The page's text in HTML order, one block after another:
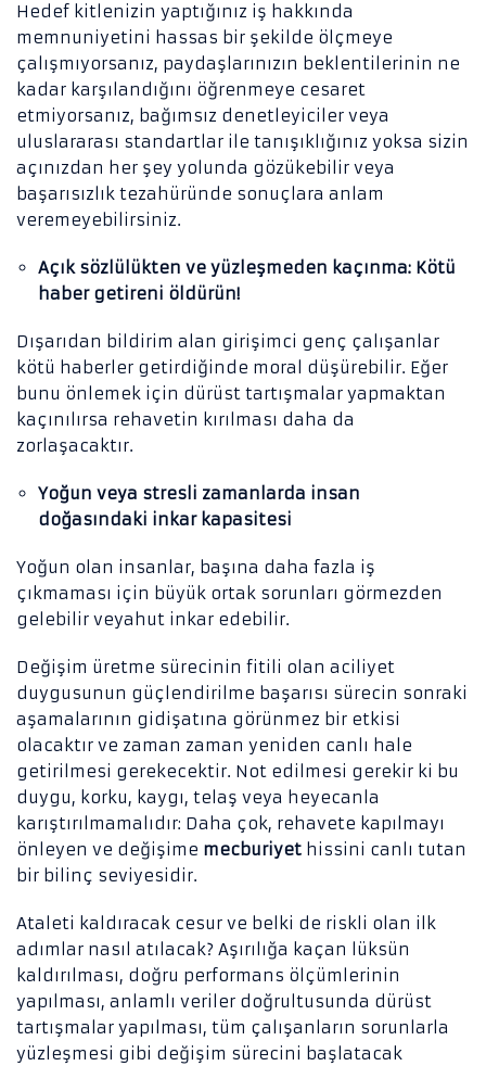
Hedef kitlenizin yaptığınız iş hakkında
memnuniyetini hassas bir şekilde ölçmeye
çalışmıyorsanız, paydaşlarınızın beklentilerinin ne
kadar karşılandığını öğrenmeye cesaret
etmiyorsanız, bağımsız denetleyiciler veya
uluslararası standartlar ile tanışıklığınız yoksa sizin
açınızdan her şey yolunda gözükebilir veya
başarısızlık tezahüründe sonuçlara anlam
veremeyebilirsiniz.
Açık sözlülükten ve yüzleşmeden kaçınma: Kötü
haber getireni öldürün!
Dışarıdan bildirim alan girişimci genç çalışanlar
kötü haberler getirdiğinde moral düşürebilir. Eğer
bunu önlemek için dürüst tartışmalar yapmaktan
kaçınılırsa rehavetin kırılması daha da
zorlaşacaktır.
Yoğun veya stresli zamanlarda insan
doğasındaki inkar kapasitesi
Yoğun olan insanlar, başına daha fazla iş
çıkmaması için büyük ortak sorunları görmezden
gelebilir veyahut inkar edebilir.
Değişim üretme sürecinin fitili olan aciliyet
duygusunun güçlendirilme başarısı sürecin sonraki
aşamalarının gidişatına görünmez bir etkisi
olacaktır ve zaman zaman yeniden canlı hale
getirilmesi gerekecektir. Not edilmesi gerekir ki bu
duygu, korku, kaygı, telaş veya heyecanla
karıştırılmamalıdır: Daha çok, rehavete kapılmayı
önleyen ve değişime mecburiyet hissini canlı tutan
bir bilinç seviyesidir.
Ataleti kaldıracak cesur ve belki de riskli olan ilk
adımlar nasıl atılacak? Aşırılığa kaçan lüksün
kaldırılması, doğru performans ölçümlerinin
yapılması, anlamlı veriler doğrultusunda dürüst
tartışmalar yapılması, tüm çalışanların sorunlarla
yüzleşmesi gibi değişim sürecini başlatacak